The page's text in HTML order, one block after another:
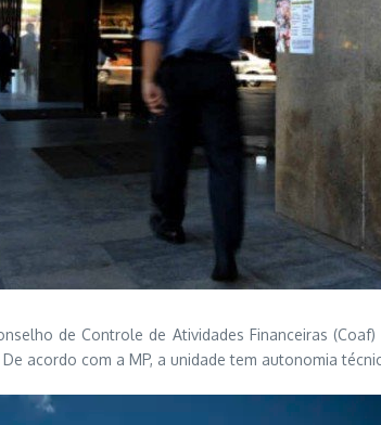
de Controle de Atividades Financeiras
acordo com a MP, a unidade tem autonomia